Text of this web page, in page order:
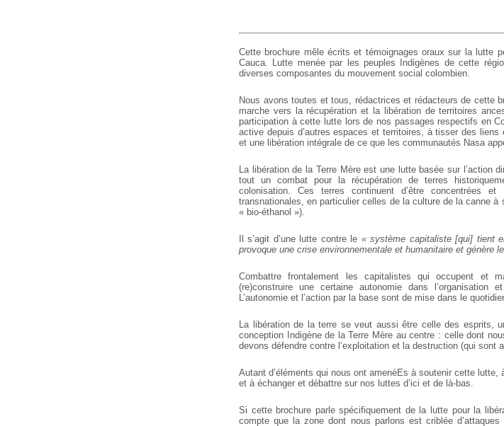
Cette brochure mêle écrits et témoignages oraux sur la lutte
Cauca. Lutte menée par les peuples Indigènes de cette
diverses composantes du mouvement social colombien.
Nous avons toutes et tous, rédactrices et rédacteurs de cette
marche vers la récupération et la libération de territoires
participation à cette lutte lors de nos passages respectifs en
active depuis d’autres espaces et territoires, à tisser des liens
et une libération intégrale de ce que les communautés Nasa
La libération de la Terre Mère est une lutte basée sur l’action
tout un combat pour la récupération de terres
colonisation. Ces terres continuent d’être concentrées
transnationales, en particulier celles de la culture de la canne
« bio-éthanol »).
Il s’agit d’une lutte contre le « système capitaliste [qui] tient
provoque une crise environnementale et humanitaire et génère
Combattre frontalement les capitalistes qui occupent et
(re)construire une certaine autonomie dans
L’autonomie et l’action par la base sont de mise dans le
La libération de la terre se veut aussi être celle des esprits,
conception Indigène de la Terre Mère au centre : celle dont
devons défendre contre l’exploitation et la destruction (qui sont
Autant d’éléments qui nous ont amenéEs à soutenir cette
et à échanger et débattre sur nos luttes d’ici et de là-bas.
Si cette brochure parle spécifiquement de la lutte pour la
compte que la zone dont nous parlons est criblée